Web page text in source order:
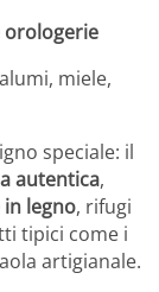
orologerie
miele,
speciale: il
autentica,
in legno, rifugi
tipici come i
artigianale.